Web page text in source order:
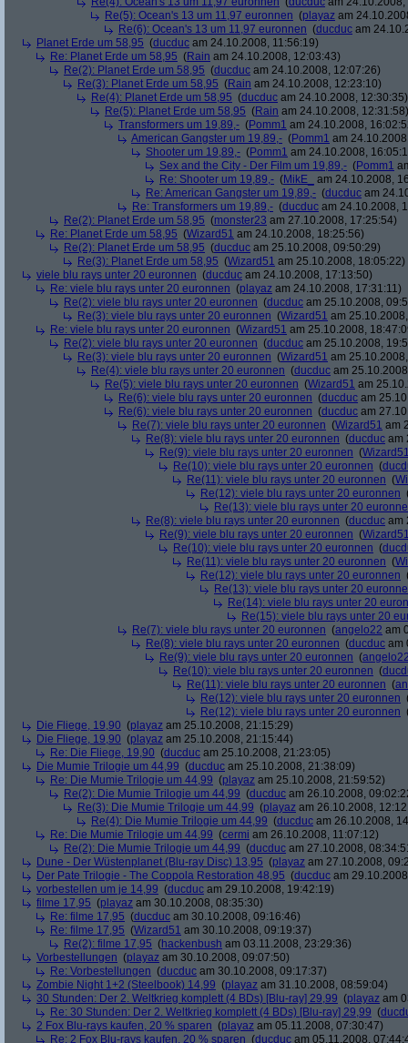
Re(5): Ocean's 13 um 11,97 euronnen (playaz am
Re(6): Ocean's 13 um 11,97 euronnen (ducduc am
Planet Erde um 58,95 (ducduc am 24.10.2008, 11:56:19)
Re: Planet Erde um 58,95 (Rain am 24.10.2008, 12:03:43)
Re(2): Planet Erde um 58,95 (ducduc am 24.10.2008, 12:07:26)
Re(3): Planet Erde um 58,95 (Rain am 24.10.2008, 12:23:10)
Re(4): Planet Erde um 58,95 (ducduc am 24.10.2008, 12:30:35)
Re(5): Planet Erde um 58,95 (Rain am 24.10.2008, 12:31:58)
Transformers um 19,89,- (Pomm1 am 24.10.2008,
American Gangster um 19,89,- (Pomm1 am
Shooter um 19,89,- (Pomm1 am 24.10.2008,
Sex and the City - Der Film um 19,89,- (Pomm1
Re: Shooter um 19,89,- (MikE_
am 24.10.2008,
Re: American Gangster um 19,89,- (ducduc am
Re: Transformers um 19,89,- (ducduc am 24.10.2008,
Re(2): Planet Erde um 58,95 (monster23 am 27.10.2008, 17:25:54)
Re: Planet Erde um 58,95 (Wizard51 am 24.10.2008, 18:25:56)
Re(2): Planet Erde um 58,95 (ducduc am 25.10.2008, 09:50:29)
Re(3): Planet Erde um 58,95 (Wizard51 am 25.10.2008, 18:05:22)
viele blu rays unter 20 euronnen (ducduc am 24.10.2008, 17:13:50)
Re: viele blu rays unter 20 euronnen (playaz am 24.10.2008, 17:31:11)
Re(2): viele blu rays unter 20 euronnen (ducduc am 25.10.2008,
Re(3): viele blu rays unter 20 euronnen (Wizard51 am
Re: viele blu rays unter 20 euronnen (Wizard51 am 25.10.2008,
Re(2): viele blu rays unter 20 euronnen (ducduc am 25.10.2008,
Re(3): viele blu rays unter 20 euronnen (Wizard51 am
Re(4): viele blu rays unter 20 euronnen (ducduc am
Re(5): viele blu rays unter 20 euronnen (Wizard51 am
Re(6): viele blu rays unter 20 euronnen (ducduc am
Re(6): viele blu rays unter 20 euronnen (ducduc am
Re(7): viele blu rays unter 20 euronnen (Wizard51 am
Re(8): viele blu rays unter 20 euronnen (ducduc am
Re(9): viele blu rays unter 20 euronnen (
Re(10): viele blu rays unter 20 euronnen (
Re(11): viele blu rays unter 20 euronnen (
Re(12): viele blu rays unter 20 euronnen
Re(13): viele blu rays unter 20
Re(8): viele blu rays unter 20 euronnen (ducduc am
Re(9): viele blu rays unter 20 euronnen (
Re(10): viele blu rays unter 20 euronnen (
Re(11): viele blu rays unter 20 euronnen (
Re(12): viele blu rays unter 20 euronnen
Re(13): viele blu rays unter 20
Re(14): viele blu rays unter 20
Re(15): viele blu rays unter 20
Re(7): viele blu rays unter 20 euronnen (angelo22 am
Re(8): viele blu rays unter 20 euronnen (ducduc am
Re(9): viele blu rays unter 20 euronnen (
Re(10): viele blu rays unter 20 euronnen (
Re(11): viele blu rays unter 20 euronnen (
Re(12): viele blu rays unter 20 euronnen
Re(12): viele blu rays unter 20 euronnen
Die Fliege, 19,90 (playaz am 25.10.2008, 21:15:29)
Die Fliege, 19,90 (playaz am 25.10.2008, 21:15:44)
Re: Die Fliege, 19,90 (ducduc am 25.10.2008, 21:23:05)
Die Mumie Trilogie um 44,99 (ducduc am 25.10.2008, 21:38:09)
Re: Die Mumie Trilogie um 44,99 (playaz am 25.10.2008, 21:59:52)
Re(2): Die Mumie Trilogie um 44,99 (ducduc am 26.10.2008,
Re(3): Die Mumie Trilogie um 44,99 (playaz am 26.10.2008,
Re(4): Die Mumie Trilogie um 44,99 (ducduc am 26.10.2008,
Re: Die Mumie Trilogie um 44,99 (cermi am 26.10.2008, 11:07:12)
Re(2): Die Mumie Trilogie um 44,99 (ducduc am 27.10.2008,
Dune - Der Wüstenplanet (Blu-ray Disc) 13,95 (playaz am 27.10.2008,
Der Pate Trilogie - The Coppola Restoration 48,95 (ducduc am
vorbestellen um je 14,99 (ducduc am 29.10.2008, 19:42:19)
filme 17,95 (playaz am 30.10.2008, 08:35:30)
Re: filme 17,95 (ducduc am 30.10.2008, 09:16:46)
Re: filme 17,95 (Wizard51 am 30.10.2008, 09:19:37)
Re(2): filme 17,95 (hackenbush am 03.11.2008, 23:29:36)
Vorbestellungen (playaz am 30.10.2008, 09:07:50)
Re: Vorbestellungen (ducduc am 30.10.2008, 09:17:37)
Zombie Night 1+2 (Steelbook) 14,99 (playaz am 31.10.2008, 08:59:04)
30 Stunden: Der 2. Weltkrieg komplett (4 BDs) [Blu-ray] 29,99 (playaz am
Re: 30 Stunden: Der 2. Weltkrieg komplett (4 BDs) [Blu-ray] 29,99 (
2 Fox Blu-rays kaufen, 20 % sparen (playaz am 05.11.2008, 07:30:47)
Re: 2 Fox Blu-rays kaufen, 20 % sparen (ducduc am 05.11.2008,